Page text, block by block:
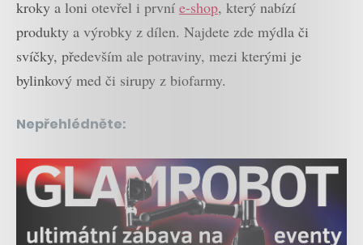
kroky a loni otevřel i první e-shop, který nabízí
produkty a výrobky z dílen. Najdete zde mýdla či
svíčky, především ale potraviny, mezi kterými je
bylinkový med či sirupy z biofarmy.
Nepřehlédněte: